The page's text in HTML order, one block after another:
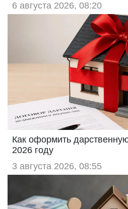
6 августа 2026, 08:20
Как оформить
2026 году
3 августа 2026, 08:55